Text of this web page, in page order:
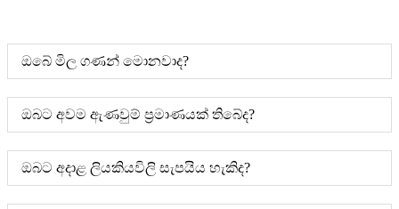
ඔබේ මිල ගණන් මොනවාද?
ඔබට අවම ඇණවුම් ප්‍රමාණයක් තිබේද?
ඔබට අදාළ ලියකියවිලි සැපයිය හැකිද?